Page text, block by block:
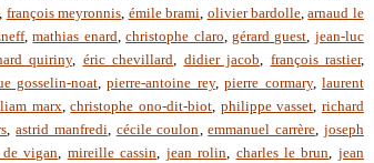
, françois meyronnis, émile brami, olivier bardolle,arnaud le
,mathias enard,christophe claro,gérard guest, jean-luc
quiriny, éric chevillard, didier jacob, françois rastier,
gosselin-noat,pierre-antoine rey,pierre cormary, laurent
marx,christophe ono-dit-biot, philippe vasset, richard
,astrid manfredi, cécile coulon,emmanuel carrère, joseph
vigan, mireille cassin, jean rolin, charles le brun, jean